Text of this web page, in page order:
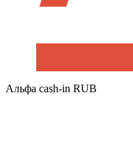
Альфа cash-in RUB